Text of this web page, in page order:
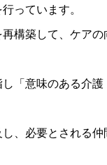
っています。
構築して、ケアの
「意味のある介
、必要とされる仲